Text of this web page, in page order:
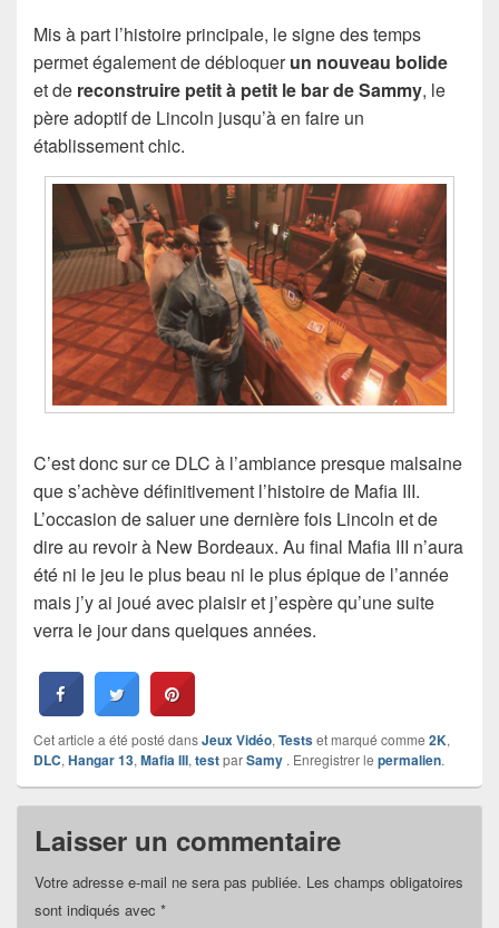
Mis à part l’histoire principale, le signe des temps
permet également de débloquerun nouveau bolide
et de reconstruire petit à petit le bar de Sammy, le
père adoptif de Lincoln jusqu’à en faire un
établissement chic.
C’est donc sur ce DLC à l’ambiance presque malsaine
que s’achève définitivement l’histoire de Mafia III.
L’occasion de saluer une dernière fois Lincoln et de
dire au revoir à New Bordeaux. Au final Mafia III n’aura
été ni le jeu le plus beau ni le plus épique de l’année
mais j’y ai joué avec plaisir et j’espère qu’une suite
verra le jour dans quelques années.
Cet article a été posté dansJeux Vidéo, Testset marqué comme 2K,
DLC, Hangar 13, Mafia III, testparSamy . Enregistrer le permalien.
Laisser un commentaire
Votre adresse e-mail ne sera pas publiée. Les champs obligatoires
sont indiqués avec *